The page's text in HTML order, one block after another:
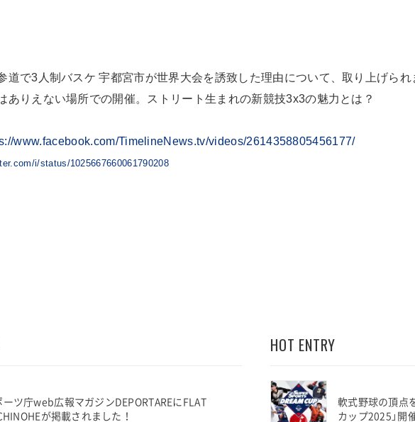
道で3人制バスケ 宇都宮市が世界大会を誘致した理由について、取り上げられ
ありえない場所での開催。ストリート生まれの新競技3x3の魅力とは？
www.facebook.com/TimelineNews.tv/videos/2614358805456177/
i/status/1025667660061790208
ーツ庁web広報マガジンDEPORTAREにFLAT
が掲載されました！
HOT ENTRY
軟式野球の頂点
カップ2025」開